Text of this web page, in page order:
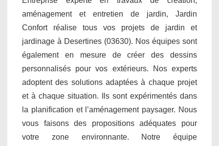
aménagement et entretien de jardin, Jardin
Confort réalise tous vos projets de jardin et
jardinage à Desertines (03630). Nos équipes sont
également en mesure de créer des dessins
personnalisés pour vos extérieurs. Nos experts
adoptent des solutions adaptées à chaque projet
et à chaque situation. Ils sont expérimentés dans
la planification et l’aménagement paysager. Nous
vous faisons des propositions adéquates pour
votre zone environnante. Notre équipe